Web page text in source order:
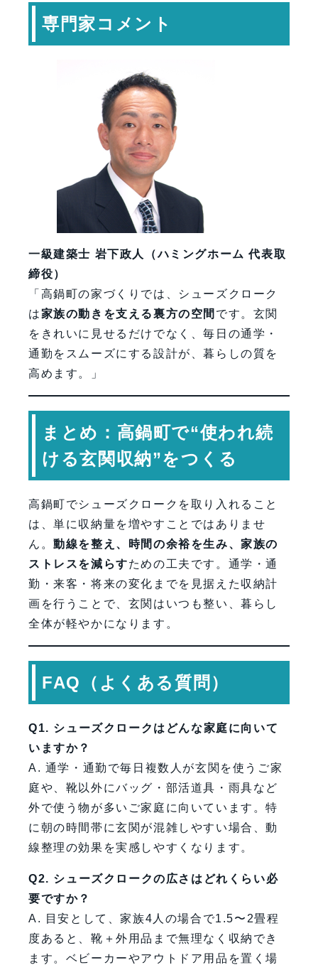
専門家コメント
一級建築士 岩下政人（ハミングホーム 代表取
締役）
「高鍋町の家づくりでは、シューズクローク
は家族の動きを支える裏方の空間 です。玄関
をきれいに見せるだけでなく、毎日の通学・
通勤をスムーズにする設計が、暮らしの質を
高めます。」
まとめ：高鍋町で“使われ続
ける玄関収納”をつくる
高鍋町でシューズクロークを取り入れること
は、単に収納量を増やすことではありませ
ん。動線を整え、時間の余裕を生み、家族の
ストレスを減らすための工夫です。通学・通
勤・来客・将来の変化までを見据えた収納計
画を行うことで、玄関はいつも整い、暮らし
全体が軽やかになります。
FAQ（よくある質問）
Q1. シューズクロークはどんな家庭に向いて
いますか？
A. 通学・通勤で毎日複数人が玄関を使うご家
庭や、靴以外にバッグ・部活道具・雨具など
外で使う物が多いご家庭に向いています。特
に朝の時間帯に玄関が混雑しやすい場合、動
線整理の効果を実感しやすくなります。
Q2. シューズクロークの広さはどれくらい必
要ですか？
A. 目安として、家族4人の場合で1.5〜2畳程
度あると、靴＋外用品まで無理なく収納でき
ます。ベビーカーやアウトドア用品を置く場